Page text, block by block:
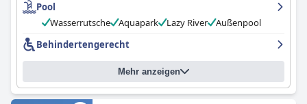
Pool
Wasserrutsche
Aquapark Lazy River
Außenpool
Behindertengerecht
Mehr anzeigen